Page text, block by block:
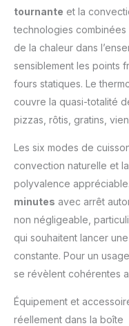
tournante et la
technologies
de la chaleur dans
sensiblement les points
fours statiques. Le
couvre la quasi-totalité
pizzas, rôtis, gratins,
Les six modes de
convection naturelle et
polyvalence
minutes avec arrêt
non négligeable,
qui souhaitent lancer
constante. Pour un
se révèlent cohérentes
Équipement et
réellement dans la boîte